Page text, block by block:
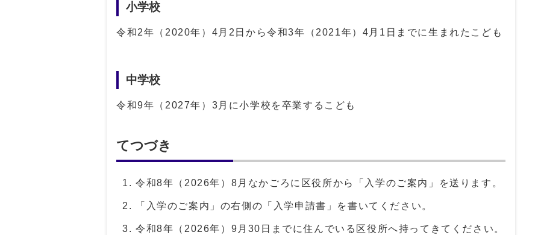
小学校
令和2年（2020年）4月2日から令和3年（2021年）4月1日までに生まれたこども
中学校
令和9年（2027年）3月に小学校を卒業するこども
てつづき
令和8年（2026年）8月なかごろに区役所から「入学のご案内」を送ります。
「入学のご案内」の右側の「入学申請書」を書いてください。
令和8年（2026年）9月30日までに住んでいる区役所へ持ってきてください。